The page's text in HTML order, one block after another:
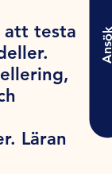
att testa
Läran